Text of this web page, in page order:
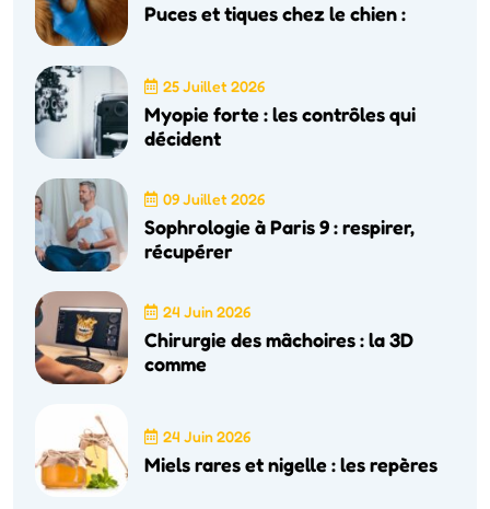
Puces et tiques chez le chien :
25 Juillet 2026
Myopie forte : les contrôles qui
décident
09 Juillet 2026
Sophrologie à Paris 9 : respirer,
récupérer
24 Juin 2026
Chirurgie des mâchoires : la 3D
comme
24 Juin 2026
Miels rares et nigelle : les repères